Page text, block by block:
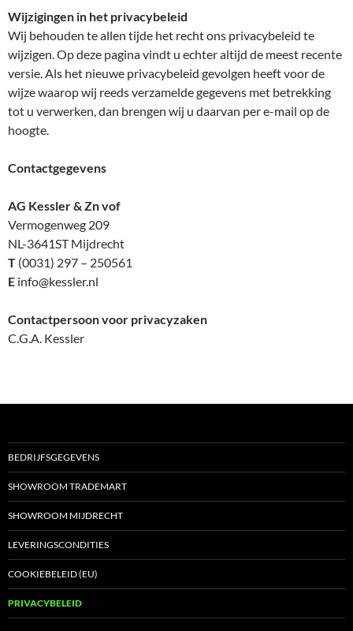
Wijzigingen in het privacybeleid
Wij behouden te allen tijde het recht ons privacybeleid te
wijzigen. Op deze pagina vindt u echter altijd de meest recente
versie. Als het nieuwe privacybeleid gevolgen heeft voor de
wijze waarop wij reeds verzamelde gegevens met betrekking
tot u verwerken, dan brengen wij u daarvan per e-mail op de
hoogte.
Contactgegevens
AG Kessler & Zn vof
Vermogenweg 209
NL-3641ST Mijdrecht
T (0031) 297 – 250561
E info@kessler.nl
Contactpersoon voor privacyzaken
C.G.A. Kessler
BEDRIJFSGEGEVENS
SHOWROOM TRADEMART
SHOWROOM MIJDRECHT
LEVERINGSCONDITIES
COOKIEBELEID (EU)
PRIVACYBELEID